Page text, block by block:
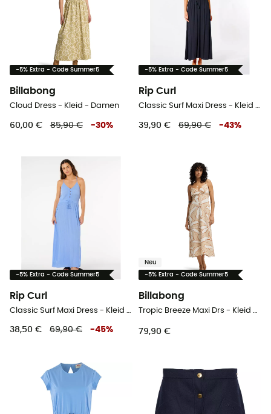
-5% Extra - Code Summer5
Billabong
Cloud Dress - Kleid - Damen
60,00 € 85,90 € -30%
-5% Extra - Code Summer5
Rip Curl
Classic Surf Maxi Dress - Kleid - Damen
39,90 € 69,90 € -43%
-5% Extra - Code Summer5
Rip Curl
Classic Surf Maxi Dress - Kleid - Damen
38,50 € 69,90 € -45%
Neu
-5% Extra - Code Summer5
Billabong
Tropic Breeze Maxi Drs - Kleid - Damen
79,90 €